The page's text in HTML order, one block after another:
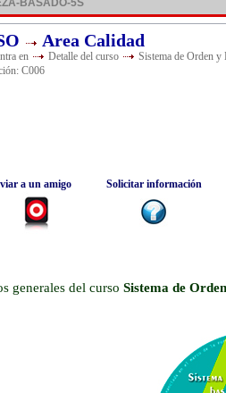
BASADO-5S
Area Calidad
en Detalle del curso
Sistema de Orden y
C006
a un amigo Solicitar información
generales del curso Sistema de